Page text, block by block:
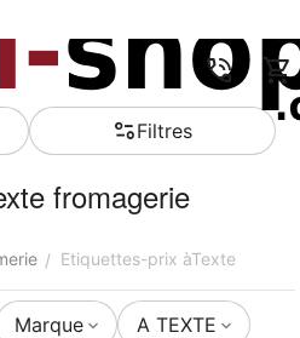
Filtres
fromagerie
/ Etiquettes-prix àTexte
Marque A TEXTE
Liste de
souhaits
Comparer Compte